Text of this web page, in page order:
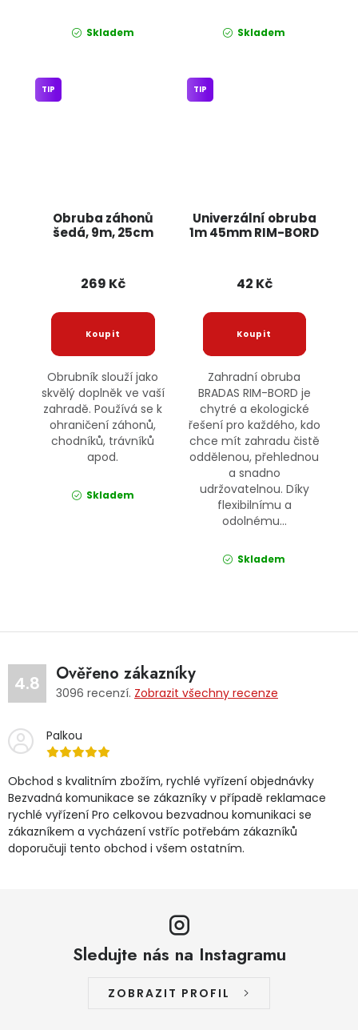
Skladem Skladem
Obruba záhonů
šedá, 9m, 25cm
TIP
269 Kč
Obrubník slouží jako
skvělý doplněk ve vaší
zahradě. Používá se k
ohraničení záhonů,
chodníků, trávníků
apod.
Skladem
Univerzální obruba
1m 45mm RIM-BORD
TIP
42 Kč
Zahradní obruba
BRADAS RIM-BORD je
chytré a ekologické
řešení pro každého, kdo
chce mít zahradu čistě
oddělenou, přehlednou
a snadno
udržovatelnou. Díky
flexibilnímu a
odolnému...
Skladem
4.8 Ověřeno zákazníky
3096 recenzí. Zobrazit všechny recenze
Palkou
Obchod s kvalitním zbožím, rychlé vyřízení objednávky
Bezvadná komunikace se zákazníky v případě reklamace
rychlé vyřízení Pro celkovou bezvadnou komunikaci se
zákazníkem a vycházení vstříc potřebám zákazníků
doporučuji tento obchod i všem ostatním.
Sledujte nás na Instagramu
ZOBRAZIT PROFIL